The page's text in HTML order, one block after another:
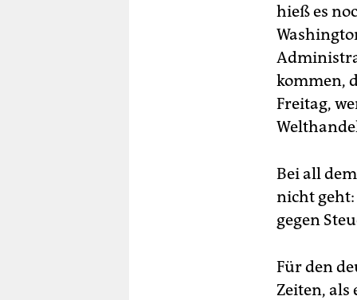
hieß es
kommen,
Freitag,
Bei all
nicht geht:
gegen
Für den
Zeiten, als